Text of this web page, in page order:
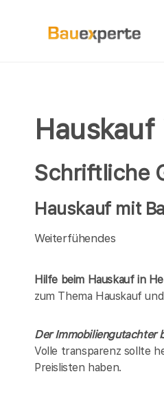
Schriftliche
Hauskauf mit
Weiterfühendes
Hilfe beim Hauskauf in
zum Thema Hauskauf
Der Immobiliengutachter
Volle transparenz sollte
Preislisten haben.